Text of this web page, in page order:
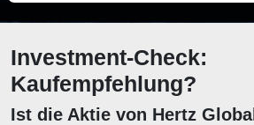
Investment-Check:
Kaufempfehlung?
Ist die Aktie von Hertz Global